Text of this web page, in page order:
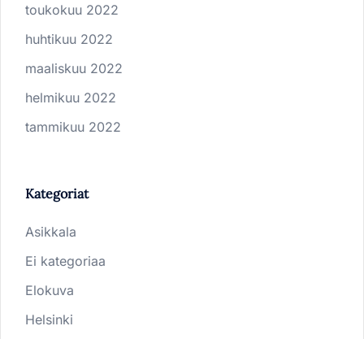
toukokuu 2022
huhtikuu 2022
maaliskuu 2022
helmikuu 2022
tammikuu 2022
Kategoriat
Asikkala
Ei kategoriaa
Elokuva
Helsinki